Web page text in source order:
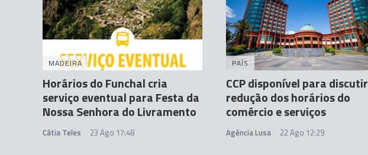
MADEIRA
Horários do Funchal cria
serviço eventual para Festa da
Nossa Senhora do Livramento
Cátia Teles 23 Ago 17:48
PAÍS
CCP disponível para discutir
redução dos horários do
comércio e serviços
Agência Lusa 22 Ago 12:29